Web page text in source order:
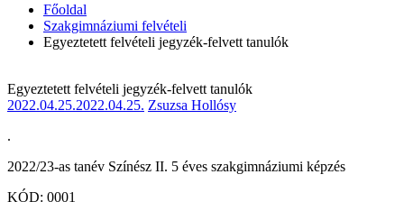
Főoldal
Szakgimnáziumi felvételi
Egyeztetett felvételi jegyzék-felvett tanulók
Egyeztetett felvételi jegyzék-felvett tanulók
2022.04.25.2022.04.25. Zsuzsa Hollósy
.
2022/23-as tanév Színész II. 5 éves szakgimnáziumi képzés
KÓD: 0001